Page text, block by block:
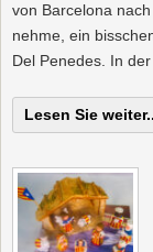
von Barcelona
nehme, ein
Del Penedes. In
Lesen Sie